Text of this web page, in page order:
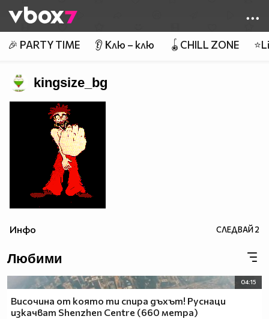
👾
🎉 PARTY TIME 👂 Клю – клю 🪀CHILL ZONE
kingsize_bg
Инфо СЛЕДВАЙ2
Любими
04:15
Височина от която ти спира дъхът! Руснаци
изкачват Shenzhen Centre (660 метра)